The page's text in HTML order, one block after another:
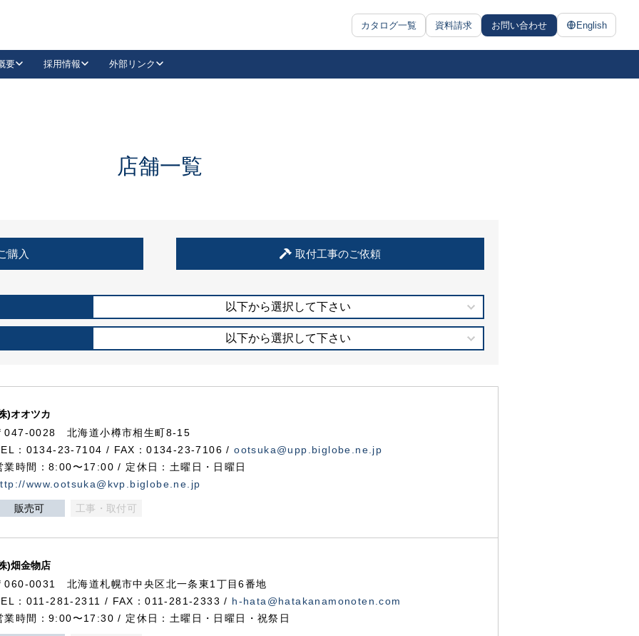
カタログ一覧 資料請求 お問い合わせ English
抗ウイルス・抗菌製品
要 採用情報 外部リンク
LinkedIn
住宅使用部材標準化推進協議会
店舗一覧
購入 取付工事のご依頼
以下から選択して下さい
以下から選択して下さい
)オオツカ
047-0028 北海道小樽市相生町8-15
：0134-23-7104 / FAX：0134-23-7106 /ootsuka@upp.biglobe.ne.jp
業時間：8:00〜17:00 / 定休日：土曜日・日曜日
www.ootsuka@kvp.biglobe.ne.jp
販売可 工事・取付可
)畑金物店
060-0031 北海道札幌市中央区北一条東1丁目6番地
：011-281-2311 / FAX：011-281-2333 / h-hata@hatakanamonoten.com
業時間：9:00〜17:30 / 定休日：土曜日・日曜日・祝祭日